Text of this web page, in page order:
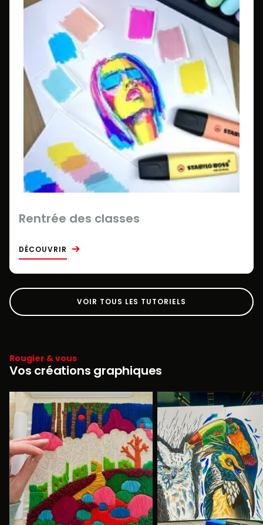
Rentrée des classes
DÉCOUVRIR
VOIR TOUS LES TUTORIELS
Rougier & vous
Vos créations graphiques